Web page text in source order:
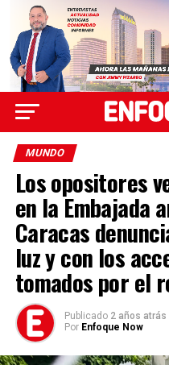
MUNDO
Los opositores
en la Embajada
Caracas
luz y con los
tomados por el
Publicado 2 años atrás
Por Enfoque Now